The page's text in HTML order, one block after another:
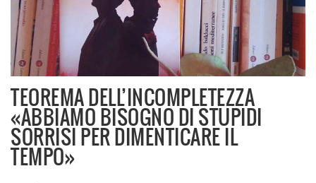
TEOREMA DELL’INCOMPLETEZZA
«ABBIAMO BISOGNO DI STUPIDI
SORRISI PER DIMENTICARE IL
TEMPO»